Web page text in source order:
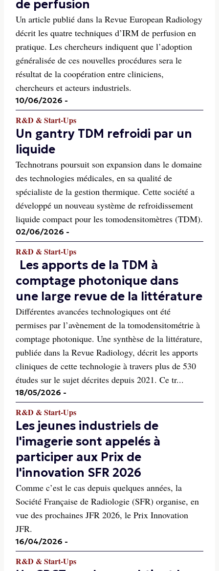
de perfusion
Un article publié dans la Revue European Radiology
décrit les quatre techniques d’IRM de perfusion en
pratique. Les chercheurs indiquent que l’adoption
généralisée de ces nouvelles procédures sera le
résultat de la coopération entre cliniciens,
chercheurs et acteurs industriels.
10/06/2026 -
R&D & Start-Ups
Un gantry TDM refroidi par un
liquide
Technotrans poursuit son expansion dans le domaine
des technologies médicales, en sa qualité de
spécialiste de la gestion thermique. Cette société a
développé un nouveau système de refroidissement
liquide compact pour les tomodensitomètres (TDM).
02/06/2026 -
R&D & Start-Ups
Les apports de la TDM à
comptage photonique dans
une large revue de la littérature
Différentes avancées technologiques ont été
permises par l’avènement de la tomodensitométrie à
comptage photonique. Une synthèse de la littérature,
publiée dans la Revue Radiology, décrit les apports
cliniques de cette technologie à travers plus de 530
études sur le sujet décrites depuis 2021. Ce tr...
18/05/2026 -
R&D & Start-Ups
Les jeunes industriels de
l'imagerie sont appelés à
participer aux Prix de
l'innovation SFR 2026
Comme c’est le cas depuis quelques années, la
Société Française de Radiologie (SFR) organise, en
vue des prochaines JFR 2026, le Prix Innovation
JFR.
16/04/2026 -
R&D & Start-Ups